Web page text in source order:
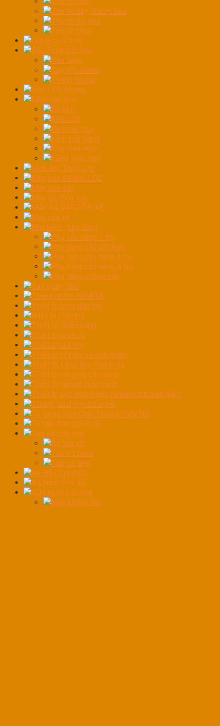
Thước dây, thước kéo
Thước đo góc
Thước thuỷ
Dụng cụ rửa xe
Đầu Tuýp các loại
Đầu tuýp
Tay vặn nhanh
Thanh nối dài
Đèn LED tổ ong
Kềm các loại
Bộ kìm
Kềm cắt
Kềm mỏ quạ
Kềm mũi bằng
Kềm mũi nhọn
Kiềm tuốc dây
Kích Đội Thủy Lực
Máy bắn đá khô CO2
Máy chà sàn
Máy Ép thủy lực
MÁY RA VÀO LỐP XE
Máy rửa xe
Phụ kiện - phụ tùng
Phụ cầu nâng 1 trụ
Phụ tùng cầu cắt kéo
Phụ tùng cầu nâng 2 trụ
Phụ tùng cầu nâng 4 trụ
Phụ tùng phòng sơn
Tay Quay 360
Thang nhôm YUMITA
Thiết bị bơm dầu mỡ
thiết bị chà nhá
Thiết bị chiếu sáng
Thiết bị Gara cũ
Thiết bị hút bụi
Thiết bị hút bụi và chà nhám
Thiết Bị Láng Đĩa Phanh Xe
Thiết bị nâng hạ cầu nâng
Thiết Bị Ngành Điện Lạnh
Thiết bị sạc khởi động và kiểm tra bình điện
Thùng, túi đựng đồ nghề
Tủ Đựng Hóa Chất Chống Cháy Nổ
Tủ hấp đèn pha ô tô
Tua vít các loại
Bộ tua vít
Tua vít bake
Tua vít dẹp
Xe Đẩy Dụng Cụ
Xe Nằm Sửa Xe
YDụng cụ các loại
Máy khoan Pin